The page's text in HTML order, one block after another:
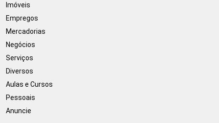
Imóveis
Empregos
Mercadorias
Negócios
Serviços
Diversos
Aulas e Cursos
Pessoais
Anuncie